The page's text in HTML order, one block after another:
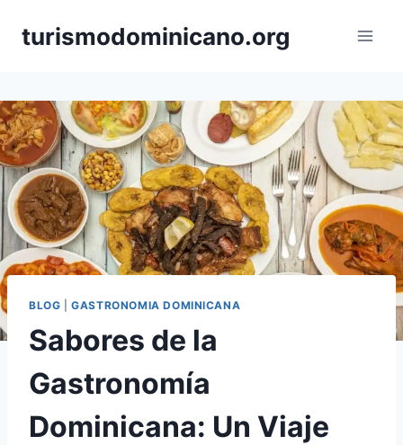
turismodominicano.org
BLOG |GASTRONOMIA DOMINICANA
Sabores de la
Gastronomía
Dominicana: Un Viaje